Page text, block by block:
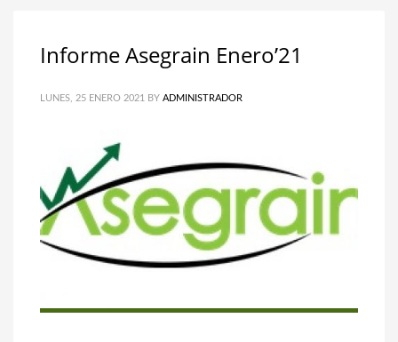
Informe Asegrain Enero’21
LUNES, 25 ENERO 2021 BY ADMINISTRADOR